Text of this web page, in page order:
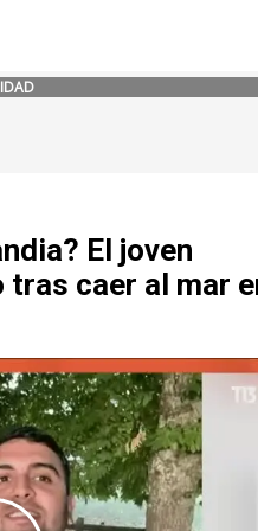
El joven
caer al mar